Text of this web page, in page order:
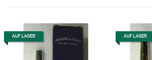
AUF LAGER AUF LAGER